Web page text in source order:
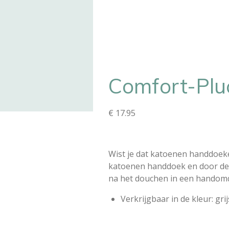
Comfort-
€ 17.95
Wist je dat katoenen
katoenen handdoek en door
na het douchen in een
Verkrijgbaar in de kleur: